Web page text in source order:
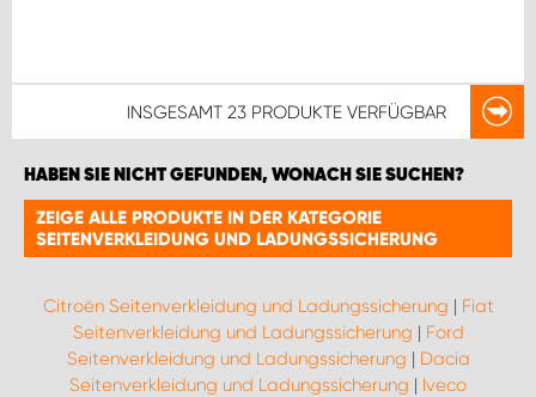
INSGESAMT 23 PRODUKTE VERFÜGBAR
HABEN SIE NICHT GEFUNDEN, WONACH SIE SUCHEN?
ZEIGE ALLE PRODUKTE IN DER KATEGORIE
SEITENVERKLEIDUNG UND LADUNGSSICHERUNG
Citroën Seitenverkleidung und Ladungssicherung | Fiat
Seitenverkleidung und Ladungssicherung | Ford
Seitenverkleidung und Ladungssicherung | Dacia
Seitenverkleidung und Ladungssicherung | Iveco